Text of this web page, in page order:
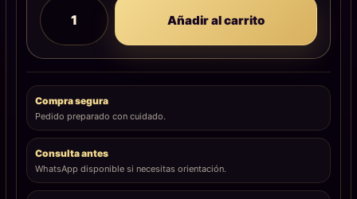
Añadir al carrito
Compra segura
Pedido preparado con cuidado.
Consulta antes
WhatsApp disponible si necesitas orientación.